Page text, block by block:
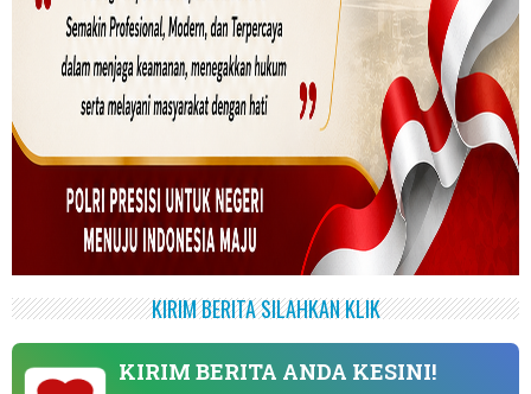
KIRIM BERITA SILAHKAN KLIK
KIRIM BERITA ANDA KESINI!